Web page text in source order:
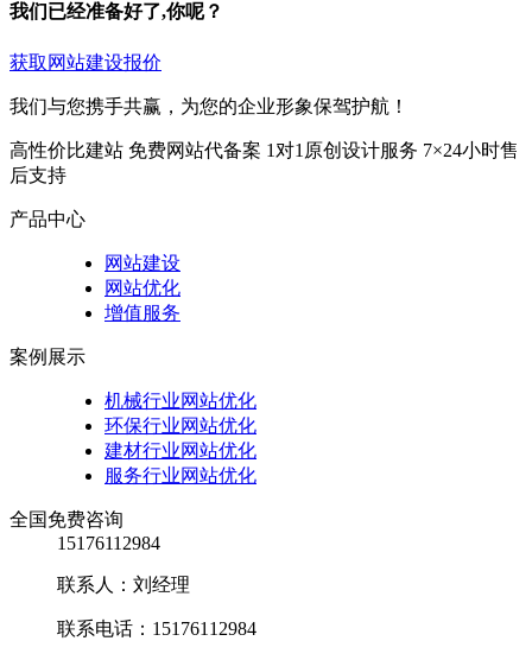
我们已经准备好了,你呢？
获取网站建设报价
我们与您携手共赢，为您的企业形象保驾护航！
高性价比建站 免费网站代备案 1对1原创设计服务 7×24小时售
后支持
产品中心
网站建设
网站优化
增值服务
案例展示
机械行业网站优化
环保行业网站优化
建材行业网站优化
服务行业网站优化
全国免费咨询
15176112984
联系人：刘经理
联系电话：15176112984